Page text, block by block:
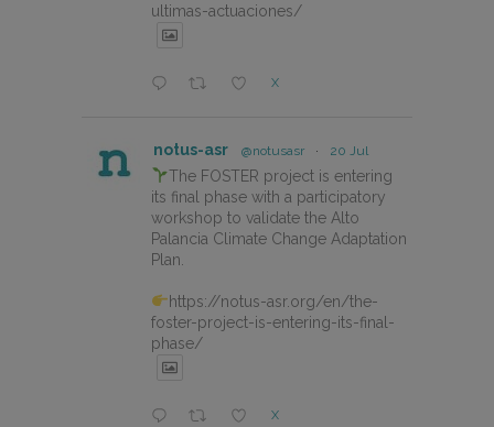
ultimas-actuaciones/
X
notus-asr @notusasr · 20 Jul
The FOSTER project is entering
its final phase with a participatory
workshop to validate the Alto
Palancia Climate Change Adaptation
Plan.
https://notus-asr.org/en/the-
foster-project-is-entering-its-final-
phase/
X